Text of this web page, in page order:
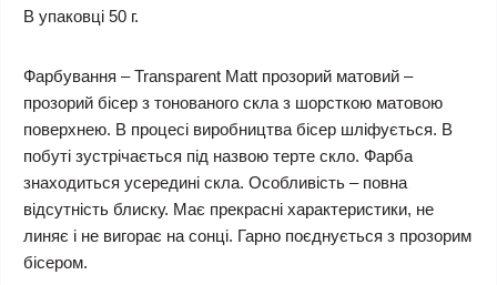
В упаковці 50 г.
Фарбування – Transparent Matt прозорий матовий –
прозорий бісер з тонованого скла з шорсткою матовою
поверхнею. В процесі виробництва бісер шліфується. В
побуті зустрічається під назвою терте скло. Фарба
знаходиться усередині скла. Особливість – повна
відсутність блиску. Має прекрасні характеристики, не
линяє і не вигорає на сонці. Гарно поєднується з прозорим
бісером.